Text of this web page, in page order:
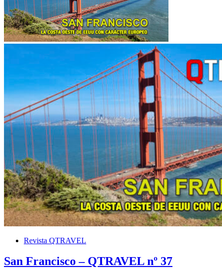
Revista QTRAVEL
San Francisco – QTRAVEL nº 37